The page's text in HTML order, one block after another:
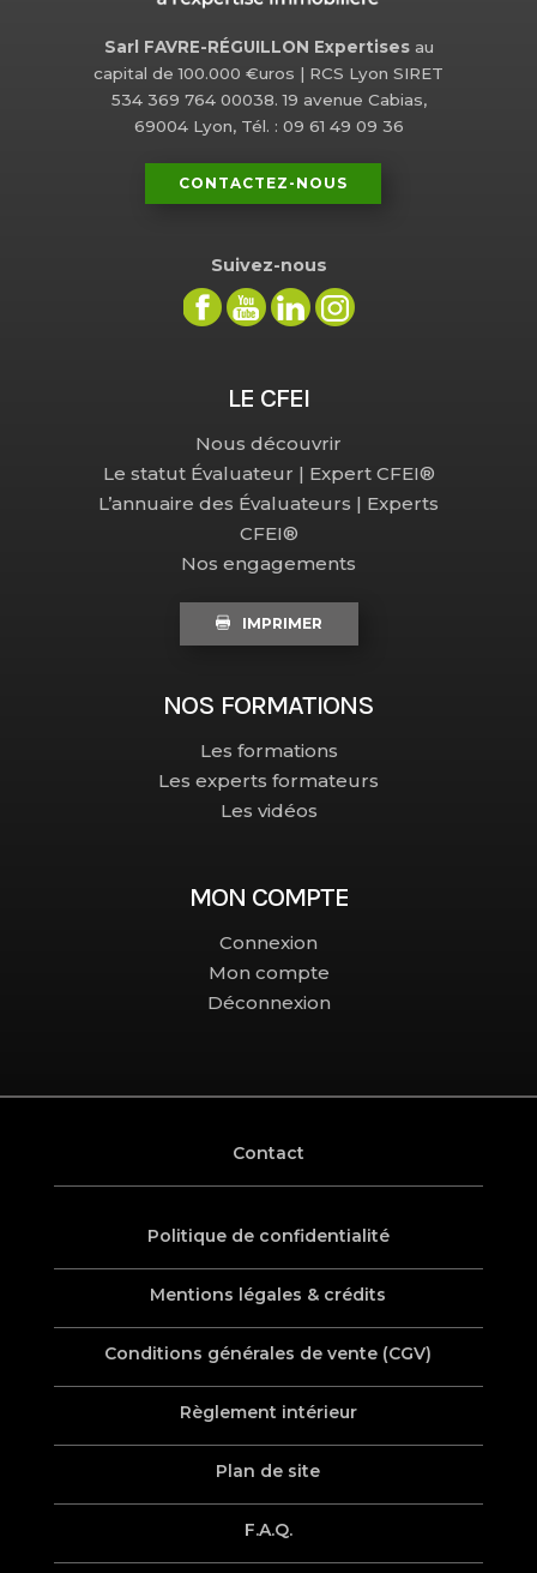
Sarl FAVRE-RÉGUILLON Expertisesau
capital de 100.000 €uros | RCS Lyon SIRET
534 369 764 00038. 19 avenue Cabias,
69004 Lyon, Tél. : 09 61 49 09 36
CONTACTEZ-NOUS
Suivez-nous
LE CFEI
Nous découvrir
Le statut Évaluateur | Expert CFEI®
L’annuaire des Évaluateurs | Experts
CFEI®
Nos engagements
IMPRIMER
NOS FORMATIONS
Les formations
Les experts formateurs
Les vidéos
MON COMPTE
Connexion
Mon compte
Déconnexion
Contact
Politique de confidentialité
Mentions légales & crédits
Conditions générales de vente (CGV)
Règlement intérieur
Plan de site
F.A.Q.